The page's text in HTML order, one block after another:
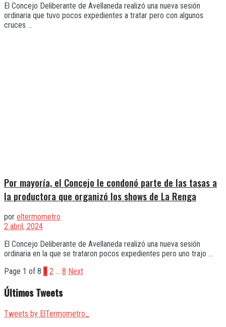
El Concejo Deliberante de Avellaneda realizó una nueva sesión
ordinaria que tuvo pocos expedientes a tratar pero con algunos
cruces ...
Por mayoría, el Concejo le condonó parte de las tasas a
la productora que organizó los shows de La Renga
por eltermometro
2 abril, 2024
El Concejo Deliberante de Avellaneda realizó una nueva sesión
ordinaria en la que se trataron pocos expedientes pero uno trajo ...
Page 1 of 8 1 2 … 8 Next
Últimos Tweets
Tweets by ElTermometro_